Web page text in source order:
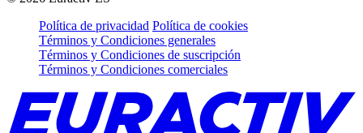
Política de privacidad Política de cookies
Términos y Condiciones generales
Términos y Condiciones de suscripción
Términos y Condiciones comerciales